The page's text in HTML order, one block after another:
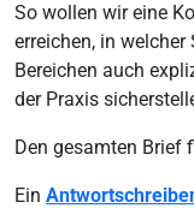
So wollen wir eine
erreichen, in
Bereichen auch
der Praxis
Den gesamten Brief
Ein